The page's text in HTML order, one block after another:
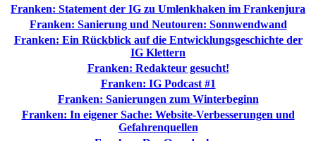
Franken: Statement der IG zu Umlenkhaken im Frankenjura
Franken: Sanierung und Neutouren: Sonnwendwand
Franken: Ein Rückblick auf die Entwicklungsgeschichte der
IG Klettern
Franken: Redakteur gesucht!
Franken: IG Podcast #1
Franken: Sanierungen zum Winterbeginn
Franken: In eigener Sache: Website-Verbesserungen und
Gefahrenquellen